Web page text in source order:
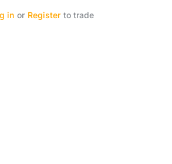
in or Register to trade